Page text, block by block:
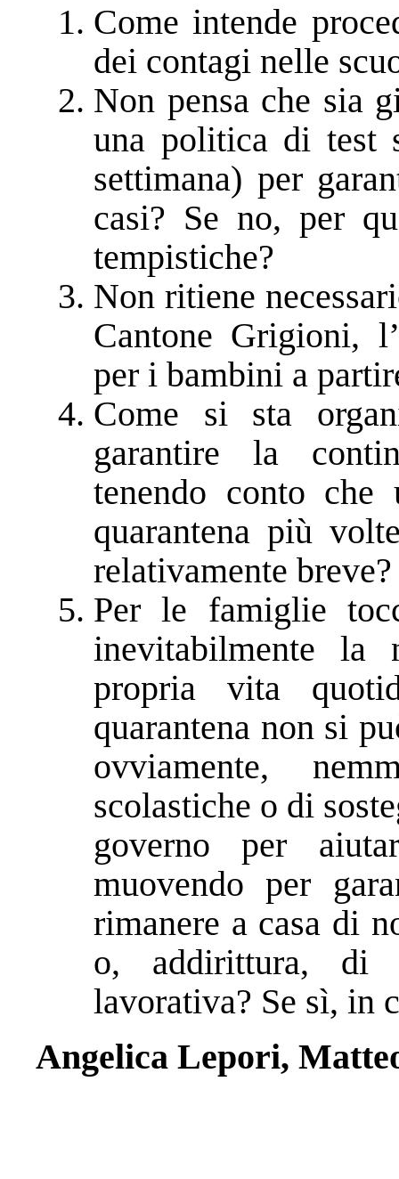
Come intende
dei contagi nelle
Non pensa che sia
una politica di test
settimana) per
casi? Se no, per
tempistiche?
Non ritiene
Cantone Grigioni,
per i bambini a
Come si sta
garantire la
tenendo conto
quarantena più
relativamente breve?
Per le famiglie
inevitabilmente la
propria vita
quarantena non si
ovviamente,
scolastiche o di
governo per
muovendo per
rimanere a casa di
o, addirittura, di
lavorativa? Se sì, in
Angelica Lepori,